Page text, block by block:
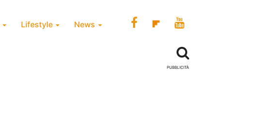
Lifestyle News
PUBBLICITÀ